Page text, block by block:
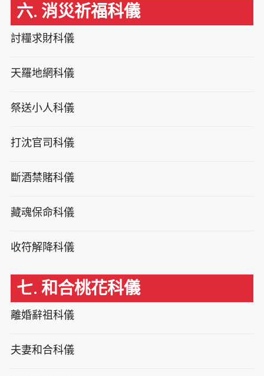
六. 消災祈福科儀
討糧求財科儀
天羅地網科儀
祭送小人科儀
打沈官司科儀
斷酒禁賭科儀
藏魂保命科儀
收符解降科儀
七. 和合桃花科儀
離婚辭祖科儀
夫妻和合科儀